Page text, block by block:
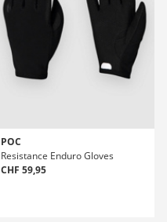
POC
Resistance Enduro Gloves
CHF 59,95